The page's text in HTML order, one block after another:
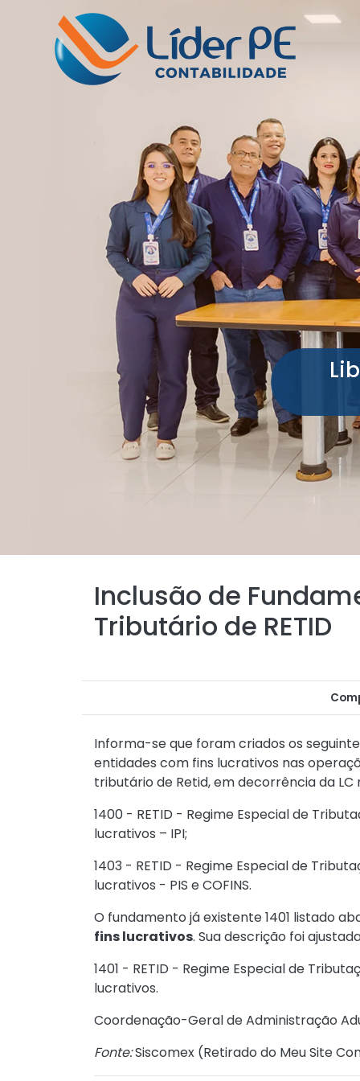
Inclusão de
Tributário de RETID
Informa-se que foram criados os
entidades com fins lucrativos nas
tributário de Retid, em decorrência da LC
1400 - RETID - Regime Especial de
lucrativos – IPI;
1403 - RETID - Regime Especial de
lucrativos - PIS e COFINS.
O fundamento já existente 1401 listado
fins lucrativos. Sua descrição foi
1401 - RETID - Regime Especial de
lucrativos.
Coordenação-Geral de Administração
Fonte:Siscomex (Retirado do Meu Site